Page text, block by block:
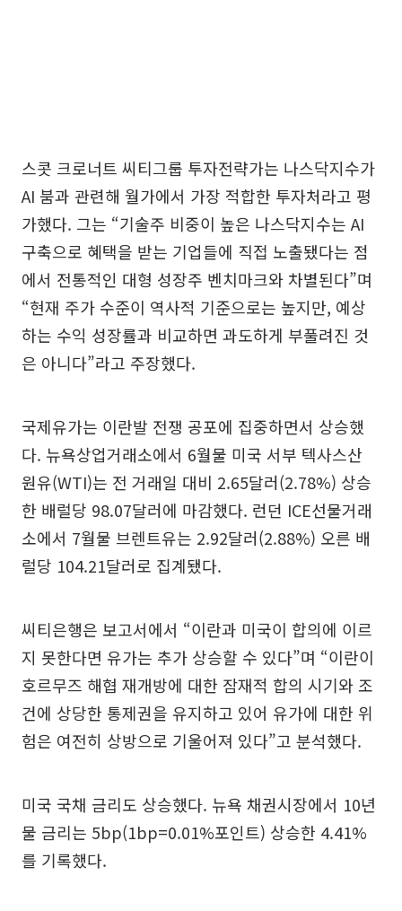
스콧 크로너트 씨티그룹 투자전략가는 나스닥지수가
AI 붐과 관련해 월가에서 가장 적합한 투자처라고 평
가했다. 그는 “기술주 비중이 높은 나스닥지수는 AI
구축으로 혜택을 받는 기업들에 직접 노출됐다는 점
에서 전통적인 대형 성장주 벤치마크와 차별된다”며
“현재 주가 수준이 역사적 기준으로는 높지만, 예상
하는 수익 성장률과 비교하면 과도하게 부풀려진 것
은 아니다”라고 주장했다.
국제유가는 이란발 전쟁 공포에 집중하면서 상승했
다. 뉴욕상업거래소에서 6월물 미국 서부 텍사스산
원유(WTI)는 전 거래일 대비 2.65달러(2.78%) 상승
한 배럴당 98.07달러에 마감했다. 런던 ICE선물거래
소에서 7월물 브렌트유는 2.92달러(2.88%) 오른 배
럴당 104.21달러로 집계됐다.
씨티은행은 보고서에서 “이란과 미국이 합의에 이르
지 못한다면 유가는 추가 상승할 수 있다”며 “이란이
호르무즈 해협 재개방에 대한 잠재적 합의 시기와 조
건에 상당한 통제권을 유지하고 있어 유가에 대한 위
험은 여전히 상방으로 기울어져 있다”고 분석했다.
미국 국채 금리도 상승했다. 뉴욕 채권시장에서 10년
물 금리는 5bp(1bp=0.01%포인트) 상승한 4.41%
를 기록했다.